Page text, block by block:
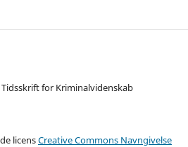
for Kriminalvidenskab
licensCreative Commons Navngivelse